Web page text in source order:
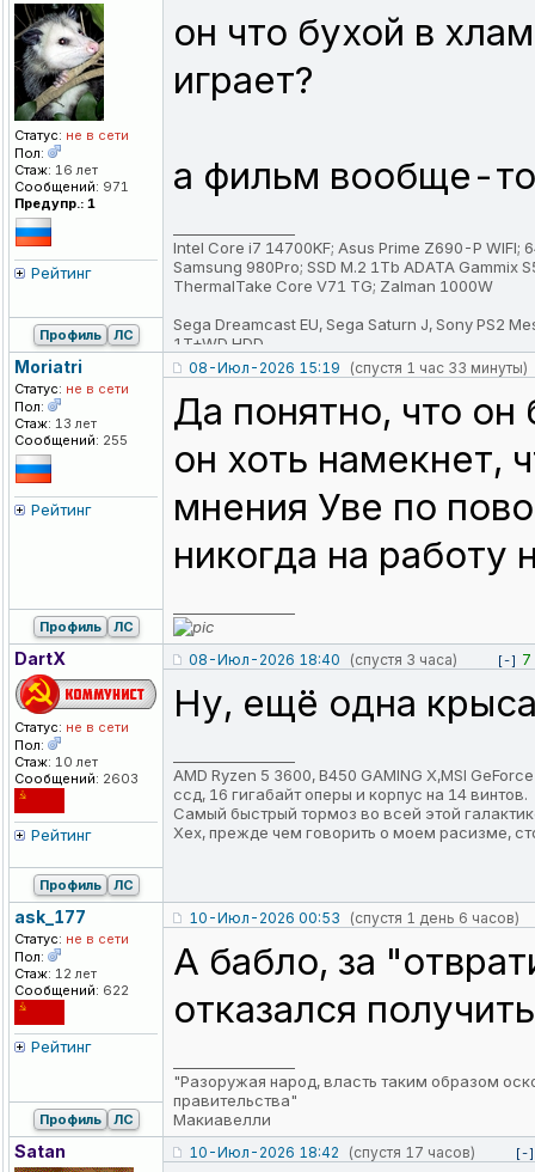
Статус: не в сети
Пол:
Стаж: 16 лет
Сообщений: 971
Предупр.: 1
Рейтинг
он что бухой в
играет?
а фильм вообще-
Intel Core i7 14700KF; Asus Prime Z690-P WIFI;
Samsung 980Pro; SSD M.2 1Tb ADATA Gammix
ThermalTake Core V71 TG; Zalman 1000W
Sega Dreamcast EU, Sega Saturn J, Sony PS2
1T+WD HDD
Профиль ЛС
Moriatri
Статус: не в сети
Пол:
Стаж: 13 лет
Сообщений: 255
Рейтинг
08-Июл-2026 15:19 (спустя 1 час 33 минуты)
Да понятно, что он
он хоть
мнения Уве по
никогда на работу
Профиль ЛС
DartX
Статус: не в сети
Пол:
Стаж: 10 лет
Сообщений: 2603
Рейтинг
08-Июл-2026 18:40 (спустя 3 часа) [-] 7
Ну, ещё одна
AMD Ryzen 5 3600, B450 GAMING X,MSI
ссд, 16 гигабайт оперы и корпус на 14 винтов.
Самый быстрый тормоз во всей этой
Хех, прежде чем говорить о моем расизме,
Профиль ЛС
ask_177
Статус: не в сети
Пол:
Стаж: 12 лет
Сообщений: 622
Рейтинг
10-Июл-2026 00:53 (спустя 1 день 6 часов)
А бабло, за
отказался
"Разоружая народ, власть таким образом
правительства"
Макиавелли
Профиль ЛС
Satan 10-Июл-2026 18:42 (спустя 17 часов) [-]